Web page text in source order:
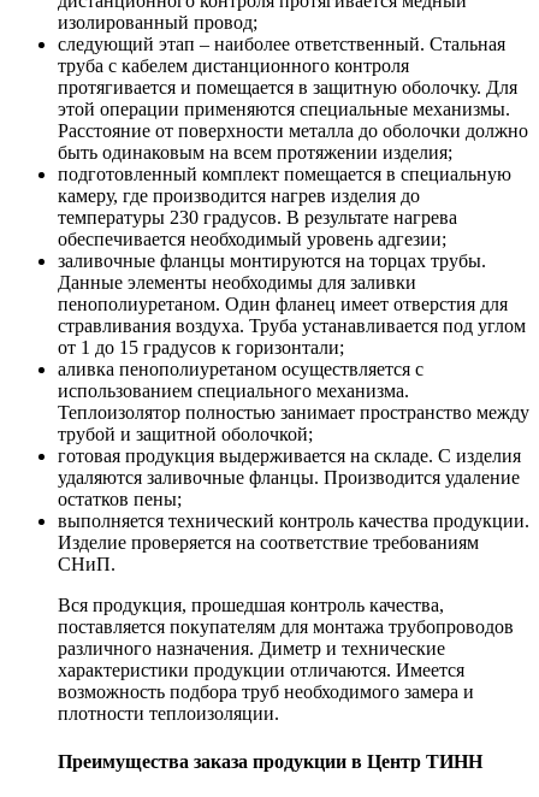
изолированный провод;
следующий этап – наиболее ответственный. Стальная
труба с кабелем дистанционного контроля
протягивается и помещается в защитную оболочку. Для
этой операции применяются специальные механизмы.
Расстояние от поверхности металла до оболочки должно
быть одинаковым на всем протяжении изделия;
подготовленный комплект помещается в специальную
камеру, где производится нагрев изделия до
температуры 230 градусов. В результате нагрева
обеспечивается необходимый уровень адгезии;
заливочные фланцы монтируются на торцах трубы.
Данные элементы необходимы для заливки
пенополиуретаном. Один фланец имеет отверстия для
стравливания воздуха. Труба устанавливается под углом
от 1 до 15 градусов к горизонтали;
аливка пенополиуретаном осуществляется с
использованием специального механизма.
Теплоизолятор полностью занимает пространство между
трубой и защитной оболочкой;
готовая продукция выдерживается на складе. С изделия
удаляются заливочные фланцы. Производится удаление
остатков пены;
выполняется технический контроль качества продукции.
Изделие проверяется на соответствие требованиям
СНиП.
Вся продукция, прошедшая контроль качества,
поставляется покупателям для монтажа трубопроводов
различного назначения. Диметр и технические
характеристики продукции отличаются. Имеется
возможность подбора труб необходимого замера и
плотности теплоизоляции.
Преимущества заказа продукции в Центр ТИНН